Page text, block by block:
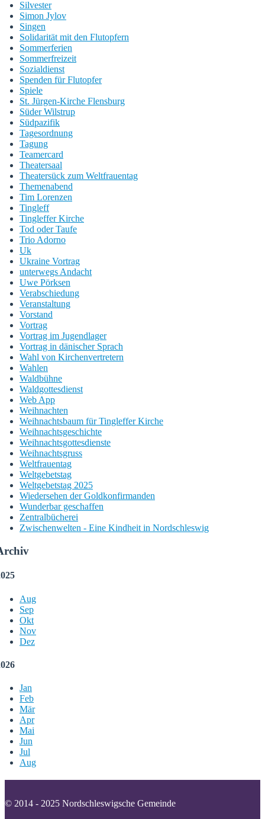
Silvester
Simon Jylov
Singen
Solidarität mit den Flutopfern
Sommerferien
Sommerfreizeit
Sozialdienst
Spenden für Flutopfer
Spiele
St. Jürgen-Kirche Flensburg
Süder Wilstrup
Südpazifik
Tagesordnung
Tagung
Teamercard
Theatersaal
Theatersück zum Weltfrauentag
Themenabend
Tim Lorenzen
Tingleff
Tingleffer Kirche
Tod oder Taufe
Trio Adorno
Uk
Ukraine Vortrag
unterwegs Andacht
Uwe Pörksen
Verabschiedung
Veranstaltung
Vorstand
Vortrag
Vortrag im Jugendlager
Vortrag in dänischer Sprach
Wahl von Kirchenvertretern
Wahlen
Waldbühne
Waldgottesdienst
Web App
Weihnachten
Weihnachtsbaum für Tingleffer Kirche
Weihnachtsgeschichte
Weihnachtsgottesdienste
Weihnachtsgruss
Weltfrauentag
Weltgebetstag
Weltgebetstag 2025
Wiedersehen der Goldkonfirmanden
Wunderbar geschaffen
Zentralbücherei
Zwischenwelten - Eine Kindheit in Nordschleswig
Aug
Sep
Okt
Nov
Dez
Jan
Feb
Mär
Apr
Mai
Jun
Jul
Aug
© 2014 - 2025 Nordschleswigsche Gemeinde